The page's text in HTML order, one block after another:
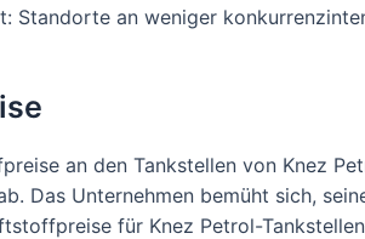
Standorte an weniger
an den Tankstellen von Knez
Das Unternehmen bemüht sich,
für Knez Petrol-